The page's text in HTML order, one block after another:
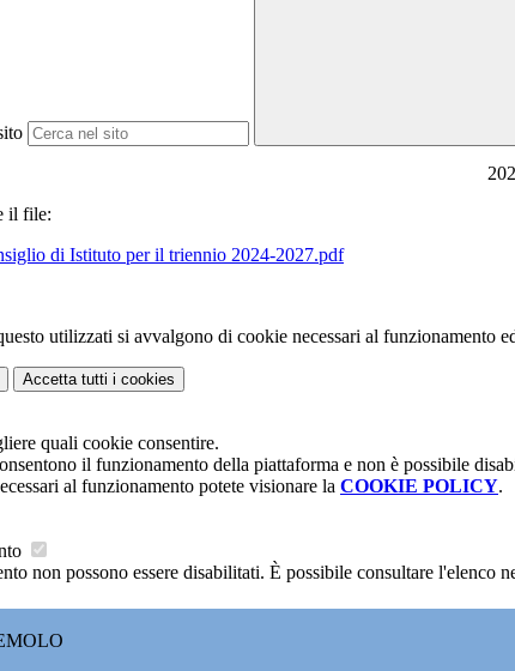
il file:
di Istituto per il triennio 2024-2027.pdf
utilizzati si avvalgono di cookie necessari al funzionamento
Accetta tutti i cookies
quali cookie consentire.
il funzionamento della piattaforma e non è possibile
al funzionamento potete visionare la COOKIE POLICY.
non possono essere disabilitati. È possibile consultare l'elenco